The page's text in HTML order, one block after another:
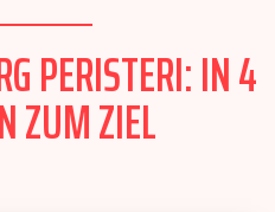
PERISTERI: IN 4
ZUM ZIEL